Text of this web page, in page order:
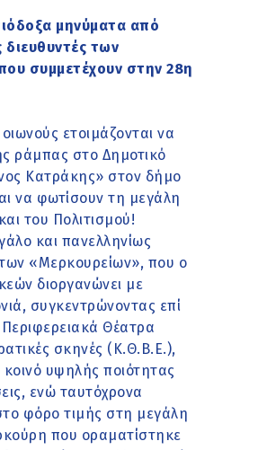
μηνύματα από
διευθυντές των
συμμετέχουν στην 28η
ετοιμάζονται να
ράμπας στο Δημοτικό
Κατράκης» στον δήμο
να φωτίσουν τη μεγάλη
του Πολιτισμού!
και πανελληνίως
«Μερκουρείων», που ο
διοργανώνει με
συγκεντρώνοντας επί
Θέατρα
σκηνές (Κ.Θ.Β.Ε.),
υψηλής ποιότητας
ενώ ταυτόχρονα
φόρο τιμής στη μεγάλη
που οραματίστηκε